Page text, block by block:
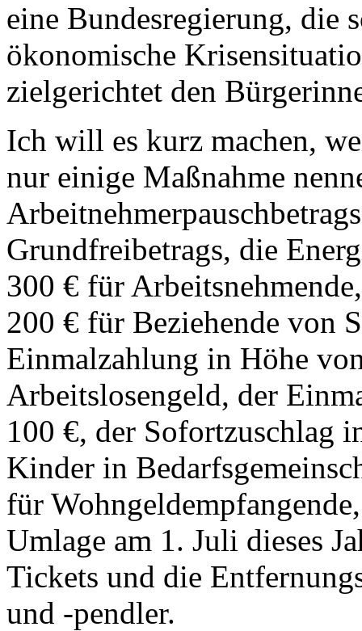
eine Bundesregierung, die
ökonomische
zielgerichtet den
Ich will es kurz machen,
nur einige Maßnahme
Grundfreibetrags, die
300 € für
200 € für Beziehende von
Einmalzahlung in Höhe
Arbeitslosengeld, der
100 €, der Sofortzuschlag
Kinder in
für
Umlage am 1. Juli dieses
Tickets und die
und -pendler.